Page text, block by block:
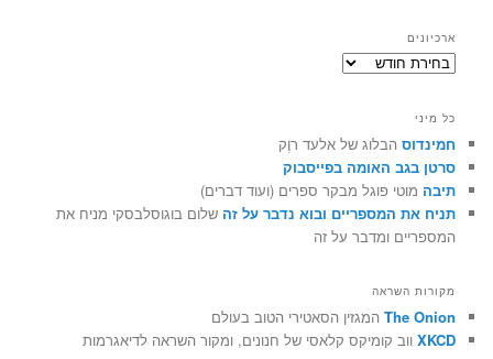
ארכיונים
ארכיונים
כל מיני
חמינדוס הבלוג של אלעד רוֶק
סרטן בגב האומה בפייסבוק
תיבה מוטי פוגל מבקר ספרים (ועוד דברים)
תניח את המספריים ובוא נדבר על זה שלום בוגוסלבסקי מניח את
המספריים ומדבר על זה
מקורות השראה
The Onion המגזין הסאטירי הטוב בעולם
XKCD ווב קומיקס קלאסי של חנונים, ומקור השראה לדיאגרמות